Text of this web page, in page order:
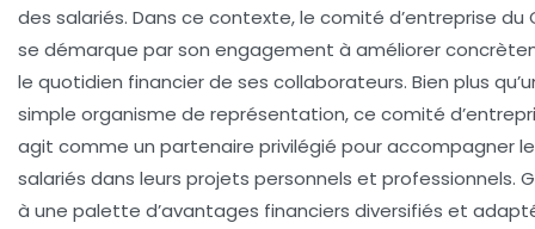
des salariés. Dans ce contexte, le comité d’entreprise du
se démarque par son engagement à améliorer
le quotidien financier de ses collaborateurs. Bien plus
simple organisme de représentation, ce comité
agit comme un partenaire privilégié pour accompagner
salariés dans leurs projets personnels et professionnels.
à une palette d’avantages financiers diversifiés et